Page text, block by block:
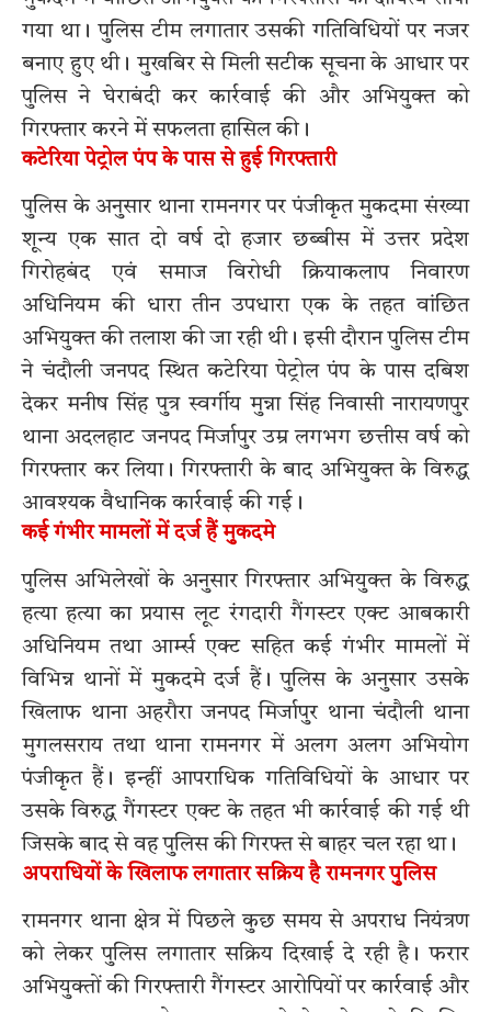
गया था। पुलिस टीम लगातार उसकी गतिविधियों पर नजर
बनाए हुए थी। मुखबिर से मिली सटीक सूचना के आधार पर
पुलिस ने घेराबंदी कर कार्रवाई की और अभियुक्त को
गिरफ्तार करने में सफलता हासिल की।
कटेरिया पेट्रोल पंप के पास से हुई गिरफ्तारी
पुलिस के अनुसार थाना रामनगर पर पंजीकृत मुकदमा संख्या
शून्य एक सात दो वर्ष दो हजार छब्बीस में उत्तर प्रदेश
गिरोहबंद एवं समाज विरोधी क्रियाकलाप निवारण
अधिनियम की धारा तीन उपधारा एक के तहत वांछित
अभियुक्त की तलाश की जा रही थी। इसी दौरान पुलिस टीम
ने चंदौली जनपद स्थित कटेरिया पेट्रोल पंप के पास दबिश
देकर मनीष सिंह पुत्र स्वर्गीय मुन्ना सिंह निवासी नारायणपुर
थाना अदलहाट जनपद मिर्जापुर उम्र लगभग छत्तीस वर्ष को
गिरफ्तार कर लिया। गिरफ्तारी के बाद अभियुक्त के विरुद्ध
आवश्यक वैधानिक कार्रवाई की गई।
कई गंभीर मामलों में दर्ज हैं मुकदमे
पुलिस अभिलेखों के अनुसार गिरफ्तार अभियुक्त के विरुद्ध
हत्या हत्या का प्रयास लूट रंगदारी गैंगस्टर एक्ट आबकारी
अधिनियम तथा आर्म्स एक्ट सहित कई गंभीर मामलों में
विभिन्न थानों में मुकदमे दर्ज हैं। पुलिस के अनुसार उसके
खिलाफ थाना अहरौरा जनपद मिर्जापुर थाना चंदौली थाना
मुगलसराय तथा थाना रामनगर में अलग अलग अभियोग
पंजीकृत हैं। इन्हीं आपराधिक गतिविधियों के आधार पर
उसके विरुद्ध गैंगस्टर एक्ट के तहत भी कार्रवाई की गई थी
जिसके बाद से वह पुलिस की गिरफ्त से बाहर चल रहा था।
अपराधियों के खिलाफ लगातार सक्रिय है रामनगर पुलिस
रामनगर थाना क्षेत्र में पिछले कुछ समय से अपराध नियंत्रण
को लेकर पुलिस लगातार सक्रिय दिखाई दे रही है। फरार
अभियुक्तों की गिरफ्तारी गैंगस्टर आरोपियों पर कार्रवाई और